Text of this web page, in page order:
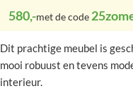
580,-met de code
Dit prachtige meubel is
mooi robuust en tevens
interieur.